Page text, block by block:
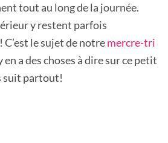
tout au long de la journée.
y restent parfois
le sujet de notremercre-tri
a des choses à dire sur ce petit
suit partout!